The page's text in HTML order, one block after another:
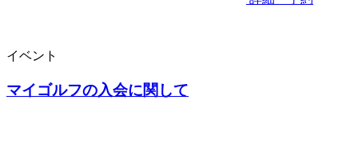
イベント
マイゴルフの入会に関して